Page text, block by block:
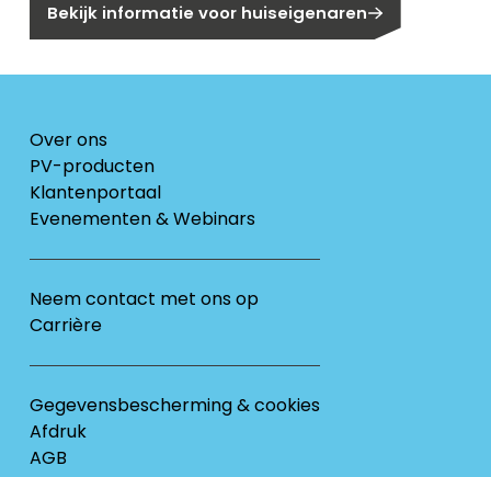
Bekijk informatie voor huiseigenaren
Over ons
PV-producten
Klantenportaal
Evenementen & Webinars
Neem contact met ons op
Carrière
Gegevensbescherming & cookies
Afdruk
AGB